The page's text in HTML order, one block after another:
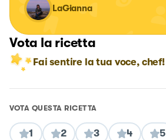
LaGianna
Vota la ricetta
Fai sentire la tua voce, chef!
VOTA QUESTA RICETTA
1 2 3 4 5